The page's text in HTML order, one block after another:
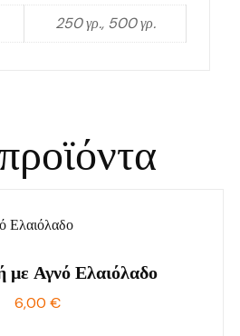
250 γρ., 500 γρ.
με Αγνό Ελαιόλαδο
6,00 €